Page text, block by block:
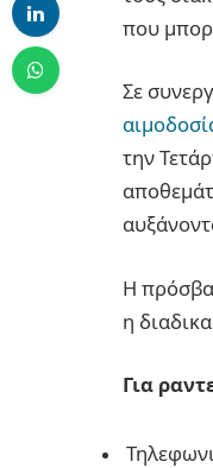
που
Σε
την
Η
η
Για